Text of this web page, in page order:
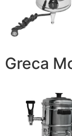
Greca